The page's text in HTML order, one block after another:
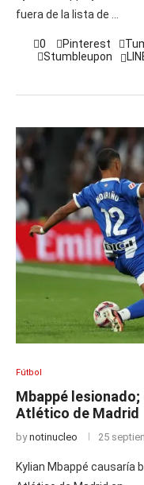
fuera de la lista de …
0 Pinterest
Stumbleupon
Fútbol
Mbappé lesionado;
Atlético de Madrid
bynotinucleo 25
Kylian Mbappé causaría